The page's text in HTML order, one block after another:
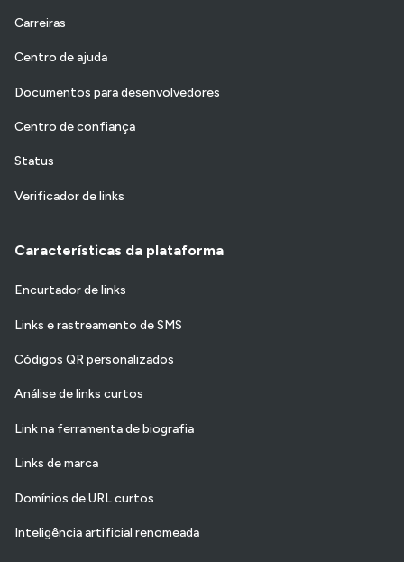
Carreiras
Centro de ajuda
Documentos para desenvolvedores
Centro de confiança
Status
Verificador de links
Características da plataforma
Encurtador de links
Links e rastreamento de SMS
Códigos QR personalizados
Análise de links curtos
Link na ferramenta de biografia
Links de marca
Domínios de URL curtos
Inteligência artificial renomeada